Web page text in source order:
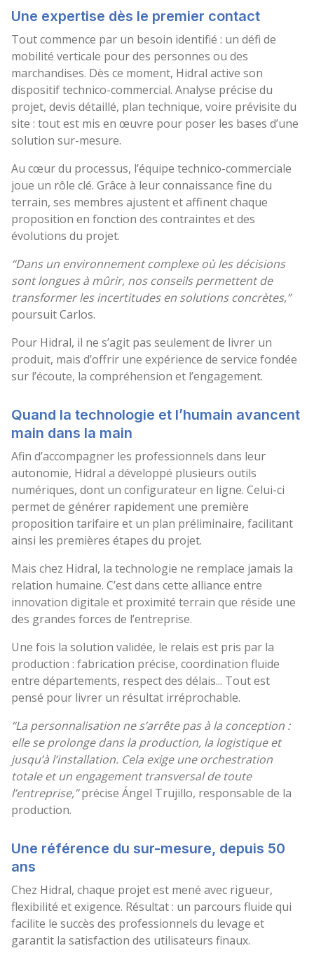
Une expertise dès le premier contact
Tout commence par un besoin identifié : un défi de
mobilité verticale pour des personnes ou des
marchandises. Dès ce moment, Hidral active son
dispositif technico-commercial. Analyse précise du
projet, devis détaillé, plan technique, voire prévisite du
site : tout est mis en œuvre pour poser les bases d’une
solution sur-mesure.
Au cœur du processus, l’équipe technico-commerciale
joue un rôle clé. Grâce à leur connaissance fine du
terrain, ses membres ajustent et affinent chaque
proposition en fonction des contraintes et des
évolutions du projet.
“Dans un environnement complexe où les décisions
sont longues à mûrir, nos conseils permettent de
transformer les incertitudes en solutions concrètes,”
poursuit Carlos.
Pour Hidral, il ne s’agit pas seulement de livrer un
produit, mais d’offrir une expérience de service fondée
sur l’écoute, la compréhension et l’engagement.
Quand la technologie et l’humain avancent
main dans la main
Afin d’accompagner les professionnels dans leur
autonomie, Hidral a développé plusieurs outils
numériques, dont un configurateur en ligne. Celui-ci
permet de générer rapidement une première
proposition tarifaire et un plan préliminaire, facilitant
ainsi les premières étapes du projet.
Mais chez Hidral, la technologie ne remplace jamais la
relation humaine. C’est dans cette alliance entre
innovation digitale et proximité terrain que réside une
des grandes forces de l’entreprise.
Une fois la solution validée, le relais est pris par la
production : fabrication précise, coordination fluide
entre départements, respect des délais... Tout est
pensé pour livrer un résultat irréprochable.
“La personnalisation ne s’arrête pas à la conception :
elle se prolonge dans la production, la logistique et
jusqu’à l’installation. Cela exige une orchestration
totale et un engagement transversal de toute
l’entreprise,”précise Ángel Trujillo, responsable de la
production.
Une référence du sur-mesure, depuis 50
ans
Chez Hidral, chaque projet est mené avec rigueur,
flexibilité et exigence. Résultat : un parcours fluide qui
facilite le succès des professionnels du levage et
garantit la satisfaction des utilisateurs finaux.